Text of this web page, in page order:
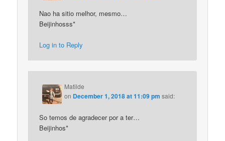
Nao ha sitio melhor, mesmo…
Beijinhosss*
Log in to Reply
Matilde
on December 1, 2018 at 11:09 pm said:
So temos de agradecer por a ter…
Beijinhos*